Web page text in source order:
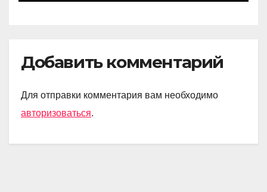
Добавить комментарий
Для отправки комментария вам необходимо
авторизоваться.